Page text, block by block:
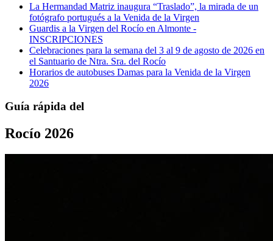
La Hermandad Matriz inaugura “Traslado”, la mirada de un
fotógrafo portugués a la Venida de la Virgen
Guardis a la Virgen del Rocío en Almonte -
INSCRIPCIONES
Celebraciones para la semana del 3 al 9 de agosto de 2026 en
el Santuario de Ntra. Sra. del Rocío
Horarios de autobuses Damas para la Venida de la Virgen
2026
Guía rápida del
Rocío 2026